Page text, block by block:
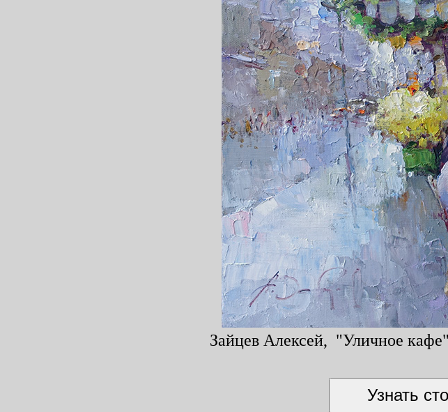
Зайцев Алексей, "Уличное